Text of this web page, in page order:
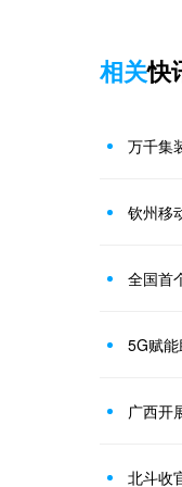
相关快
万千集
钦州移
全国首
5G赋能
广西开
北斗收